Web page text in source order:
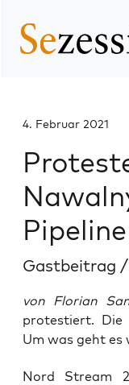
4. Februar 2021
Pipeline
Gastbeitrag /
von Florian
protestiert. Die
Um was geht es
Nord Stream